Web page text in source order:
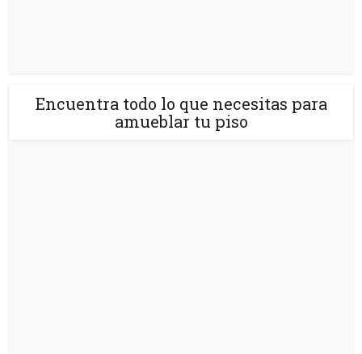
Encuentra todo lo que necesitas para
amueblar tu piso